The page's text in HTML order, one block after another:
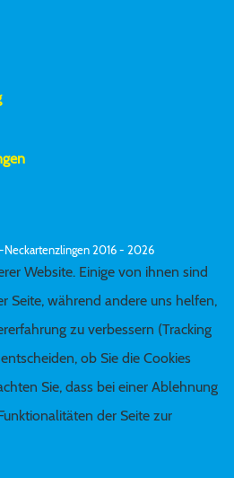
Neckartenzlingen 2016 - 2026
Website. Einige von ihnen sind
Seite, während andere uns helfen,
zu verbessern (Tracking
ob Sie die Cookies
Sie, dass bei einer Ablehnung
der Seite zur